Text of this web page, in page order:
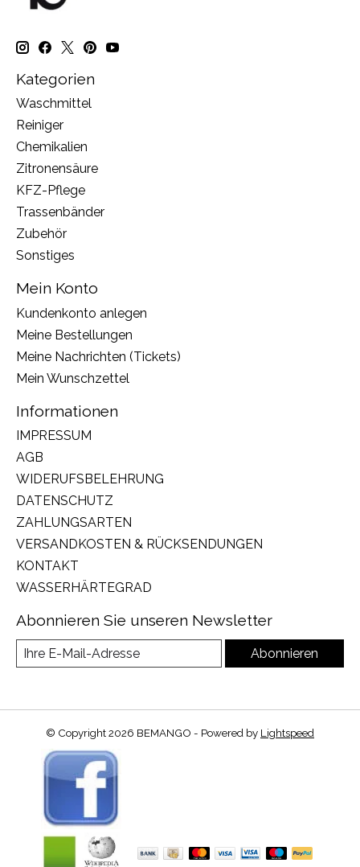
Kategorien
Waschmittel
Reiniger
Chemikalien
Zitronensäure
KFZ-Pflege
Trassenbänder
Zubehör
Sonstiges
Mein Konto
Kundenkonto anlegen
Meine Bestellungen
Meine Nachrichten (Tickets)
Mein Wunschzettel
Informationen
IMPRESSUM
AGB
WIDERUFSBELEHRUNG
DATENSCHUTZ
ZAHLUNGSARTEN
VERSANDKOSTEN & RÜCKSENDUNGEN
KONTAKT
WASSERHÄRTEGRAD
Abonnieren Sie unseren Newsletter
Abonnieren
© Copyright 2026 BEMANGO - Powered by Lightspeed